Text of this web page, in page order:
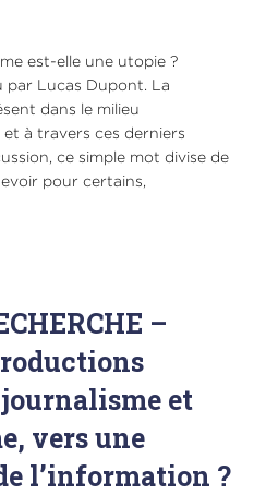
est-elle une utopie ?
par Lucas Dupont. La
dans le milieu
à travers ces derniers
ce simple mot divise de
pour certains,
–
et
vers une
l’information ?